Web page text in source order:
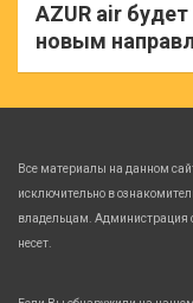
AZUR air
новым
Все материалы на данном
исключительно в
владельцам. Администрация
несет.